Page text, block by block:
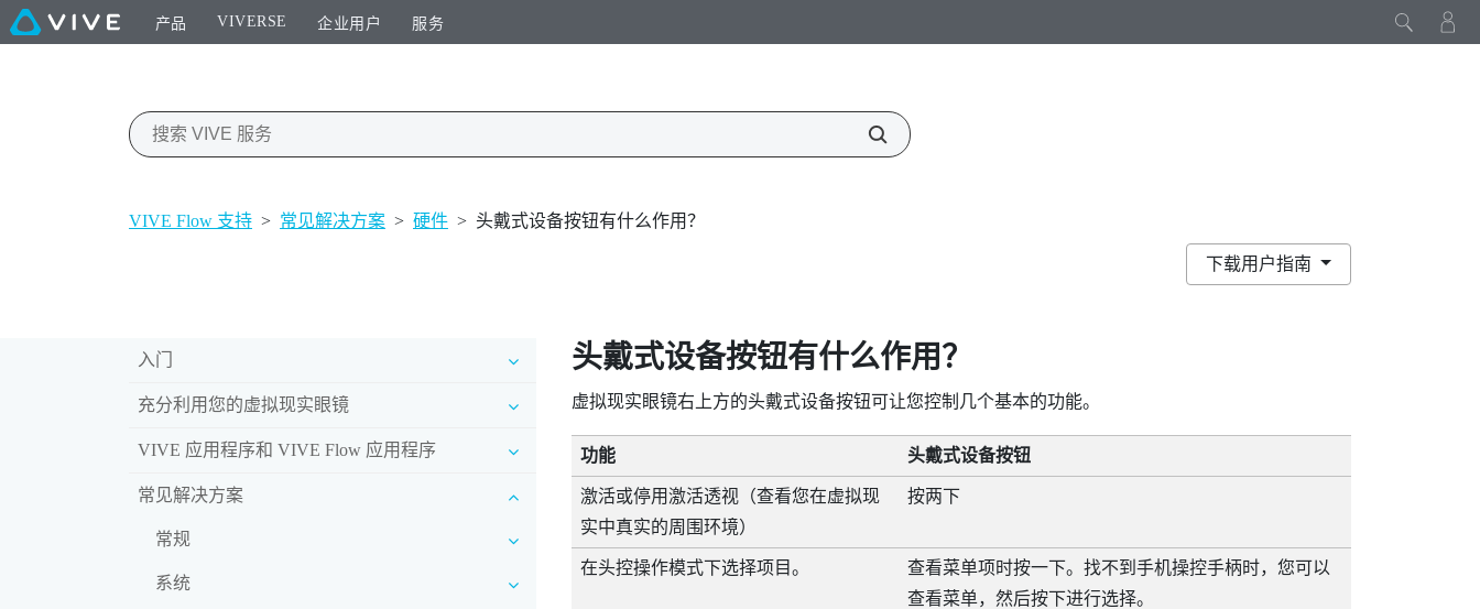
产品 VIVERSE 企业用户 服务
VIVE Flow 支持 > 常见解决方案 > 硬件 > 头戴式设备按钮有什么作用？
下载用户指南
入门
充分利用您的虚拟现实眼镜
VIVE 应用程序和 VIVE Flow 应用程序
常见解决方案
常规
系统
头戴式设备按钮有什么作用？
虚拟现实眼镜右上方的头戴式设备按钮可让您控制几个基本的功能。
功能 头戴式设备按钮
激活或停用激活透视（查看您在虚拟现
实中真实的周围环境）
按两下
在头控操作模式下选择项目。
查看菜单项时按一下。找不到手机操控手柄时，您可以
查看菜单，然后按下进行选择。